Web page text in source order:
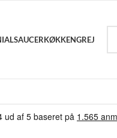
SAUCERKØKKENGREJ